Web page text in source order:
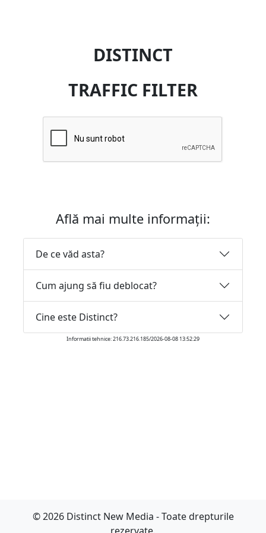
DISTINCT
TRAFFIC FILTER
Află mai multe informații:
De ce văd asta?
Cum ajung să fiu deblocat?
Cine este Distinct?
Informatii tehnice: 216.73.216.185/2026-08-08 13:52:29
© 2026 Distinct New Media - Toate drepturile